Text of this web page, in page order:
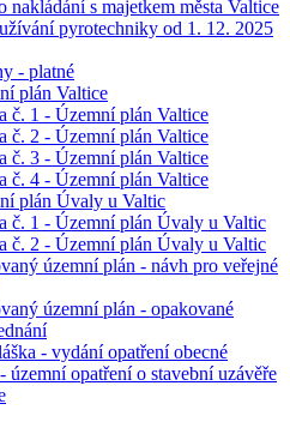
nakládání s majetkem města Valtice
pyrotechniky od 1. 12. 2025
- platné
plán Valtice
č. 1 - Územní plán Valtice
č. 2 - Územní plán Valtice
č. 3 - Územní plán Valtice
č. 4 - Územní plán Valtice
plán Úvaly u Valtic
č. 1 - Územní plán Úvaly u Valtic
č. 2 - Územní plán Úvaly u Valtic
územní plán - návh pro veřejné
územní plán - opakované
- vydání opatření obecné
územní opatření o stavební uzávěře